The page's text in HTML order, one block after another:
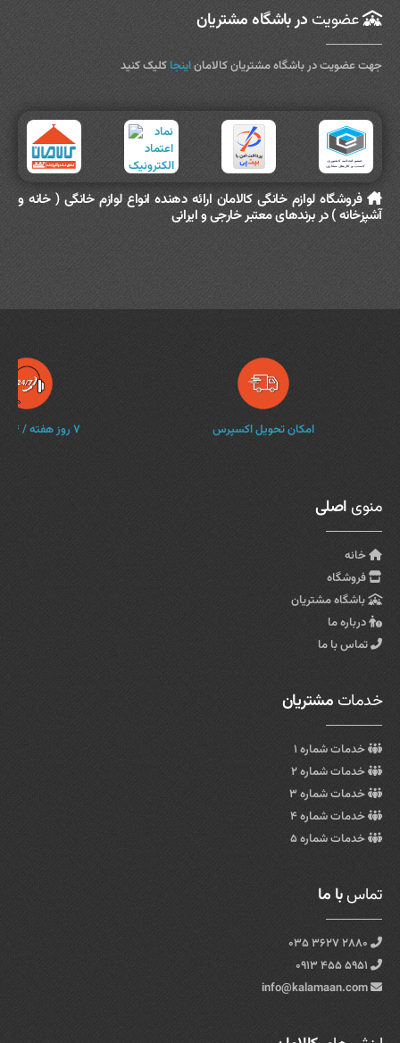
عضویت در باشگاه مشتریان
جهت عضویت در باشگاه مشتریان کالاماناینجا کلیک کنید
فروشگاه لوازم خانگی کالامان ارائه دهنده انواع لوازم خانگی ( خانه و
آشپزخانه ) در برندهای معتبر خارجی و ایرانی
امکان تحویل اکسپرس ۷ روز هفته / ۲۴ ساعته
منویاصلی
خانه
فروشگاه
باشگاه مشتریان
درباره ما
تماس با ما
خدمات مشتریان
خدمات شماره ۱
خدمات شماره ۲
خدمات شماره ۳
خدمات شماره ۴
خدمات شماره ۵
تماسبا ما
info@kalamaan.com